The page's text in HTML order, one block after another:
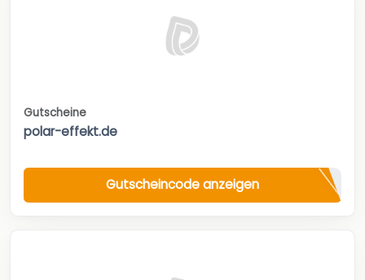
Gutscheine
polar-effekt.de
Gutscheincode anzeigen